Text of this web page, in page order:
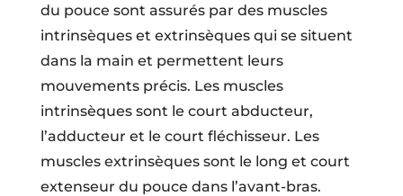
du pouce sont assurés par des muscles
intrinsèques et extrinsèques qui se situent
dans la main et permettent leurs
mouvements précis. Les muscles
intrinsèques sont le court abducteur,
l’adducteur et le court fléchisseur. Les
muscles extrinsèques sont le long et court
extenseur du pouce dans l’avant-bras.